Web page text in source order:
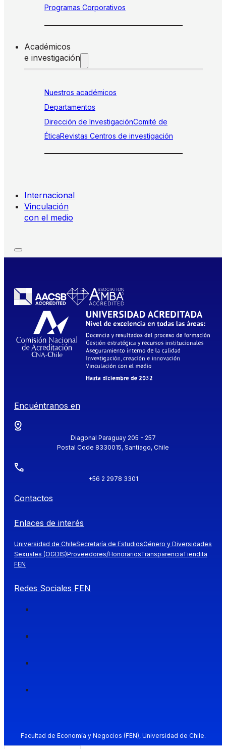
Programas Corporativos
Académicos
e investigación
Nuestros académicos
Departamentos
Dirección de InvestigaciónComité de
ÉticaRevistas Centros de investigación
Internacional
Vinculación
con el medio
Encuéntranos en
Diagonal Paraguay 205 - 257
Postal Code 8330015, Santiago, Chile
+56 2 2978 3301
Contactos
Enlaces de interés
Universidad de ChileSecretaría de EstudiosGénero y Diversidades
Sexuales (OGDIS)Proveedores/HonorariosTransparenciaTiendita
FEN
Redes Sociales FEN
Facultad de Economía y Negocios (FEN), Universidad de Chile.